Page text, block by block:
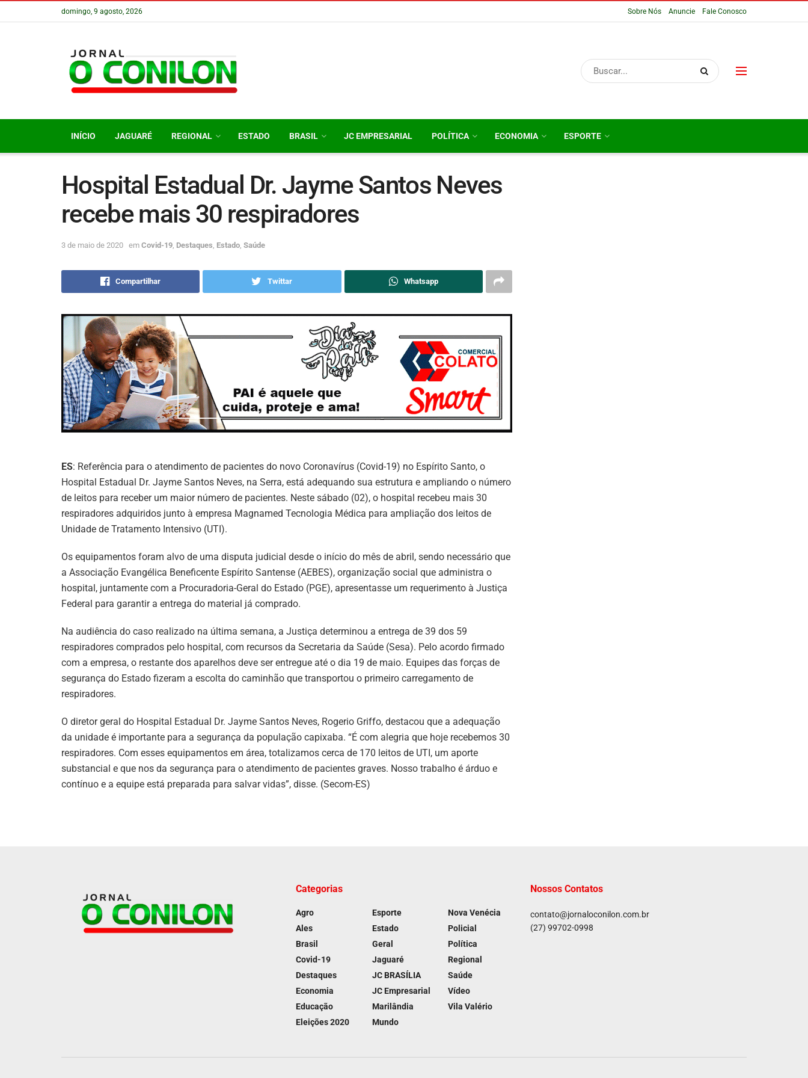
domingo, 9 agosto, 2026 Sobre Nós Anuncie Fale Conosco
INÍCIO JAGUARÉ REGIONAL ESTADO BRASIL JC EMPRESARIAL POLÍTICA ECONOMIA ESPORTE
Hospital Estadual Dr. Jayme Santos Neves
recebe mais 30 respiradores
3 de maio de 2020 em Covid-19 Destaques Estado Saúde
Compartilhar Twittar Whatsapp
ES: Referência para o atendimento de pacientes do novo Coronavírus (Covid-19) no Espírito Santo, o
Hospital Estadual Dr. Jayme Santos Neves, na Serra, está adequando sua estrutura e ampliando o número
de leitos para receber um maior número de pacientes. Neste sábado (02), o hospital recebeu mais 30
respiradores adquiridos junto à empresa Magnamed Tecnologia Médica para ampliação dos leitos de
Unidade de Tratamento Intensivo (UTI).
Os equipamentos foram alvo de uma disputa judicial desde o início do mês de abril, sendo necessário que
a Associação Evangélica Beneficente Espírito Santense (AEBES), organização social que administra o
hospital, juntamente com a Procuradoria-Geral do Estado (PGE), apresentasse um requerimento à Justiça
Federal para garantir a entrega do material já comprado.
Na audiência do caso realizado na última semana, a Justiça determinou a entrega de 39 dos 59
respiradores comprados pelo hospital, com recursos da Secretaria da Saúde (Sesa). Pelo acordo firmado
com a empresa, o restante dos aparelhos deve ser entregue até o dia 19 de maio. Equipes das forças de
segurança do Estado fizeram a escolta do caminhão que transportou o primeiro carregamento de
respiradores.
O diretor geral do Hospital Estadual Dr. Jayme Santos Neves, Rogerio Griffo, destacou que a adequação
da unidade é importante para a segurança da população capixaba. “É com alegria que hoje recebemos 30
respiradores. Com esses equipamentos em área, totalizamos cerca de 170 leitos de UTI, um aporte
substancial e que nos da segurança para o atendimento de pacientes graves. Nosso trabalho é árduo e
contínuo e a equipe está preparada para salvar vidas”, disse. (Secom-ES)
Categorias
Agro
Ales
Brasil
Covid-19
Destaques
Economia
Educação
Eleições 2020
Esporte
Estado
Geral
Jaguaré
JC BRASÍLIA
JC Empresarial
Marilândia
Mundo
Nova Venécia
Policial
Política
Regional
Saúde
Vídeo
Vila Valério
Nossos Contatos
contato@jornaloconilon.com.br
(27) 99702-0998